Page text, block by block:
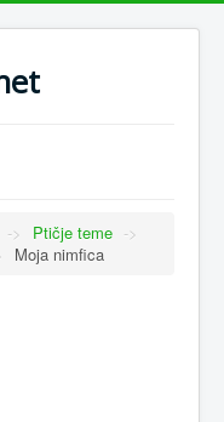
-> Ptičje teme ->
Moja nimfica